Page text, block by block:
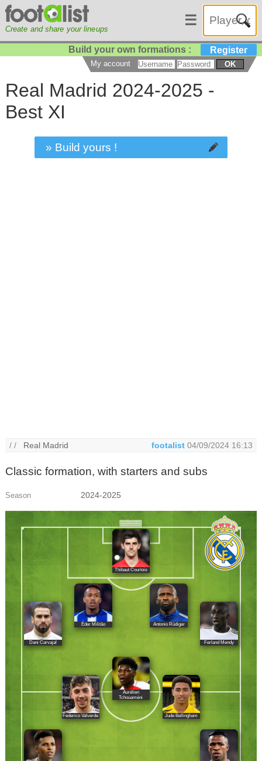
Create and share your lineups
☰
Build your own formations : Register
My account OK
Real Madrid 2024-2025 -
Best XI
» Build yours !
/ / Real Madrid footalist 04/09/2024 16:13
Classic formation, with starters and subs
Season 2024-2025
Thibaut Courtois
Dani Carvajal
Éder Militão Antonio Rüdiger
Ferland Mendy
Aurélien
Tchouaméni
Federico Valverde Jude Bellingham